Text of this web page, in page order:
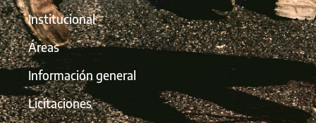
Institucional
Áreas
Información general
Licitaciones